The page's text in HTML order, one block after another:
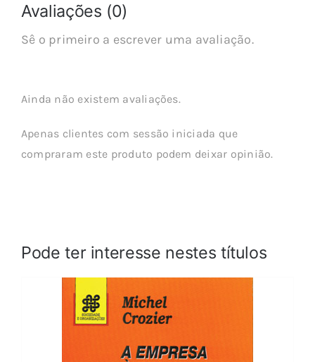
Avaliações (0)
Sê o primeiro a escrever uma avaliação.
Ainda não existem avaliações.
Apenas clientes com sessão iniciada que
compraram este produto podem deixar opinião.
Pode ter interesse nestes títulos